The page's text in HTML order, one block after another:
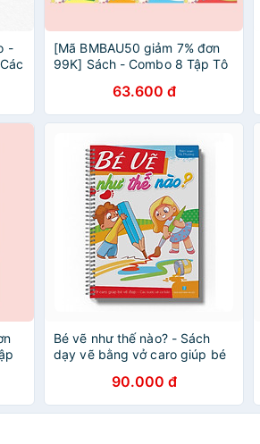
-
[Mã BMBAU50 giảm 7% đơn
99K] Sách - Combo 8 Tập Tô
63.600 đ
Bé vẽ như thế nào? - Sách
dạy vẽ bằng vở caro giúp bé
90.000 đ